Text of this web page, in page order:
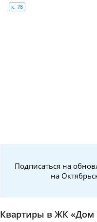
к. 78
Подписаться на
на
Квартиры в ЖК «Дом